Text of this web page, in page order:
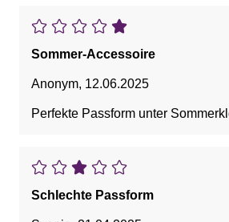
Sommer-Accessoire
Anonym, 12.06.2025
Perfekte Passform unter
Schlechte Passform